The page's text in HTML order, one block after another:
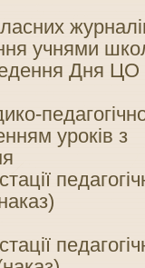
учнями
Дня ЦО
уроків з